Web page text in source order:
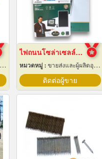
ไฟถนนโซล่าเซลล์ พัทยา ชลบุรี
หมวดหมู่ : ขายส่งและผู้ผลิตอุปกรณ์เครื่องใช้ไฟฟ้า
ติดต่อผู้ขาย